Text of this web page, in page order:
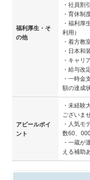
福利厚生・そ
の他
・社員割
・育休制
・福利厚
利用）
・着方教
・日本和
・キャリ
・給与改
・一時金
額の達成
アピールポイ
ント
・未経験
ございま
・人気モ
数60、
・一蔵が
える補助